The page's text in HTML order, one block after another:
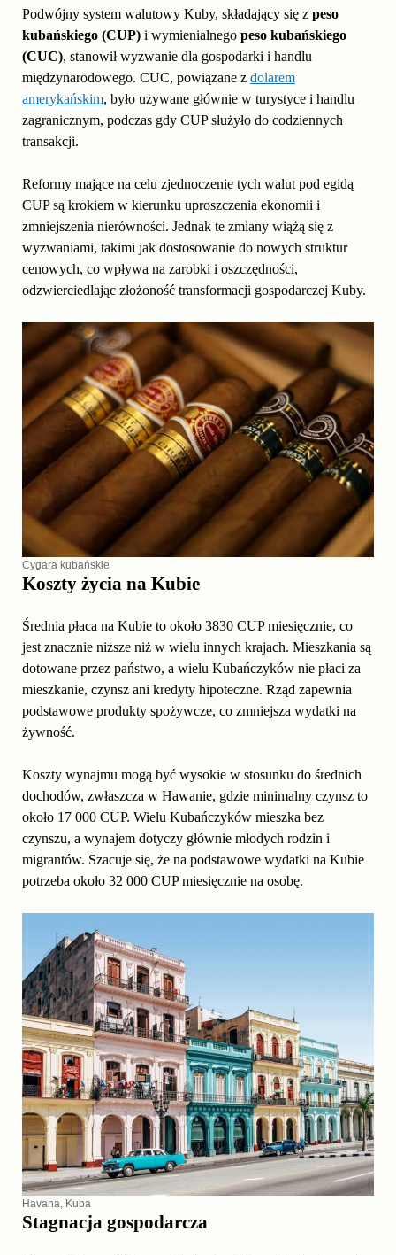
Podwójny system walutowy Kuby, składający się z peso
kubańskiego (CUP)i wymienialnegopeso kubańskiego
(CUC), stanowił wyzwanie dla gospodarki i handlu
międzynarodowego. CUC, powiązane z dolarem
amerykańskim, było używane głównie w turystyce i handlu
zagranicznym, podczas gdy CUP służyło do codziennych
transakcji.
Reformy mające na celu zjednoczenie tych walut pod egidą
CUP są krokiem w kierunku uproszczenia ekonomii i
zmniejszenia nierówności. Jednak te zmiany wiążą się z
wyzwaniami, takimi jak dostosowanie do nowych struktur
cenowych, co wpływa na zarobki i oszczędności,
odzwierciedlając złożoność transformacji gospodarczej Kuby.
Cygara kubańskie
Koszty życia na Kubie
Średnia płaca na Kubie to około 3830 CUP miesięcznie, co
jest znacznie niższe niż w wielu innych krajach. Mieszkania są
dotowane przez państwo, a wielu Kubańczyków nie płaci za
mieszkanie, czynsz ani kredyty hipoteczne. Rząd zapewnia
podstawowe produkty spożywcze, co zmniejsza wydatki na
żywność.
Koszty wynajmu mogą być wysokie w stosunku do średnich
dochodów, zwłaszcza w Hawanie, gdzie minimalny czynsz to
około 17 000 CUP. Wielu Kubańczyków mieszka bez
czynszu, a wynajem dotyczy głównie młodych rodzin i
migrantów. Szacuje się, że na podstawowe wydatki na Kubie
potrzeba około 32 000 CUP miesięcznie na osobę.
Havana, Kuba
Stagnacja gospodarcza